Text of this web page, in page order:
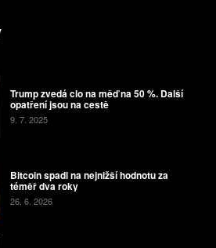
Trump zvedá clo na měď na 50 %. Další
opatření jsou na cestě
9. 7. 2025
Bitcoin spadl na nejnižší hodnotu za
téměř dva roky
26. 6. 2026